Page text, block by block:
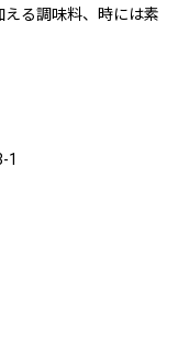
る調味料、時には素
1